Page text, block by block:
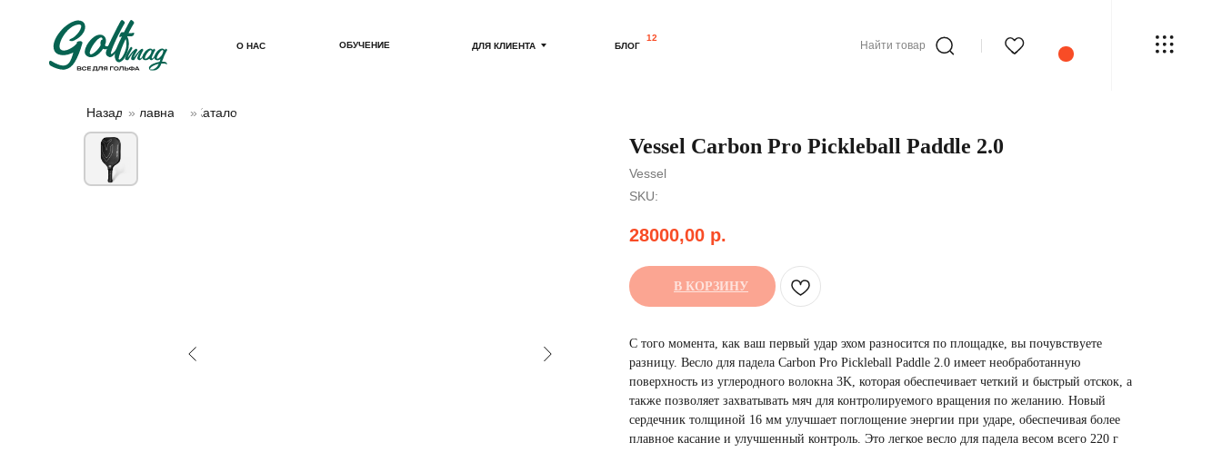
О НАС ОБУЧЕНИЕ БЛОГ
12
ДЛЯ КЛИЕНТА Найти товар
Назад »Главная »Каталог
Vessel Carbon Pro Pickleball Paddle 2.0
Vessel
SKU:
28000,00 р.
В КОРЗИНУ
С того момента, как ваш первый удар эхом разносится по площадке, вы почувствуете
разницу. Весло для падела Carbon Pro Pickleball Paddle 2.0 имеет необработанную
поверхность из углеродного волокна 3K, которая обеспечивает четкий и быстрый отскок, а
также позволяет захватывать мяч для контролируемого вращения по желанию. Новый
сердечник толщиной 16 мм улучшает поглощение энергии при ударе, обеспечивая более
плавное касание и улучшенный контроль. Это легкое весло для падела весом всего 220 г